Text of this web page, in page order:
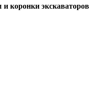
коронки экскаваторов